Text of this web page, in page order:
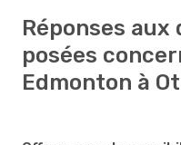
Réponses
posées
Edmonton à